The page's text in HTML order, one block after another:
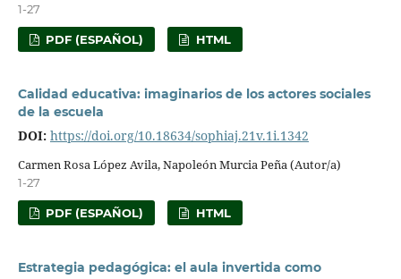
1-27
PDF (ESPAÑOL) HTML
Calidad educativa: imaginarios de los actores sociales
de la escuela
DOI: https://doi.org/10.18634/sophiaj.21v.1i.1342
Carmen Rosa López Avila, Napoleón Murcia Peña (Autor/a)
1-27
PDF (ESPAÑOL) HTML
Estrategia pedagógica: el aula invertida como